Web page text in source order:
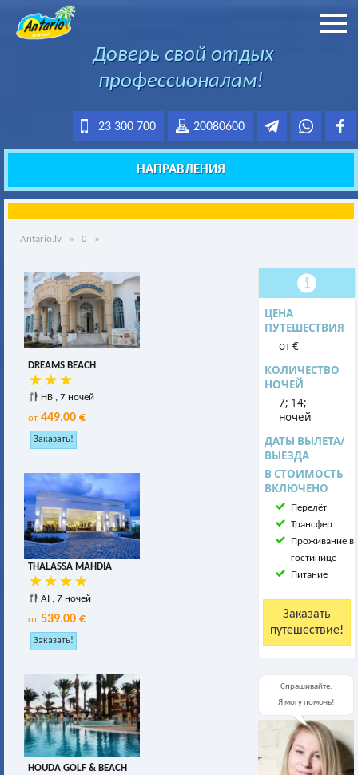
Доверь свой отдых
профессионалам!
20080600
23 300 700
НАПРАВЛЕНИЯ
Antario.lv » 0 »
ЦЕНА
ПУТЕШЕСТВИЯ
от €
КОЛИЧЕСТВО
НОЧЕЙ
7; 14;
ночей
ДАТЫ ВЫЛЕТА/
ВЫЕЗДА
В СТОИМОСТЬ
ВКЛЮЧЕНО
Перелёт
Трансфер
Проживание в
гостинице
Питание
Спрашивайте.
Я могу помочь!
DREAMS BEACH
HB , 7 ночей
от 449.00 €
THALASSA MAHDIA
AI , 7 ночей
от 539.00 €
HOUDA GOLF & BEACH